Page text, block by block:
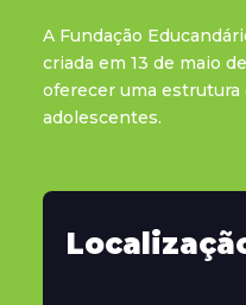
A Fundação
criada em 13 de maio
oferecer uma estrutura
adolescentes.